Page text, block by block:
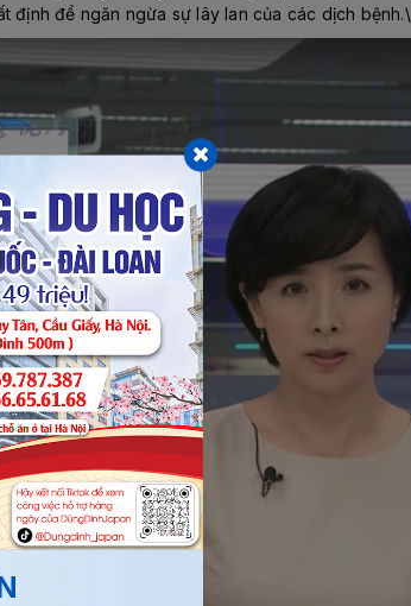
định để ngăn ngừa sự lây lan của các dịch bệnh.\